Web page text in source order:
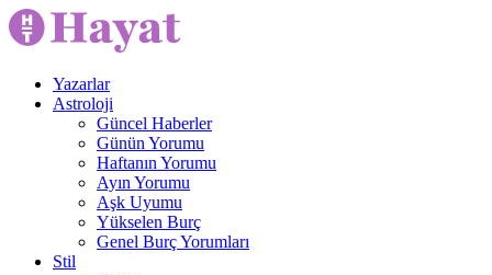
Yazarlar
Astroloji
Güncel Haberler
Günün Yorumu
Haftanın Yorumu
Ayın Yorumu
Aşk Uyumu
Yükselen Burç
Genel Burç Yorumları
Stil